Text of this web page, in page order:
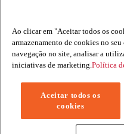
Express
Facebook
YouTube
Copyright © 2026 Margao
Rights Reserved
Política de Privacidade
Ao clicar em "Aceitar todos os
armazenamento de cookies no
navegação no site, analisar a
iniciativas de marketing. Política
Aceitar todos os
cookies